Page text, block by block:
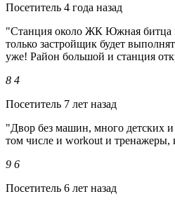
Посетитель 4 года назад
"Станция около ЖК Южная битца
только застройщик будет
уже! Район большой и станция
8 4
Посетитель 7 лет назад
"Двор без машин, много детских
том числе и workout и тренажеры,
9 6
Посетитель 6 лет назад